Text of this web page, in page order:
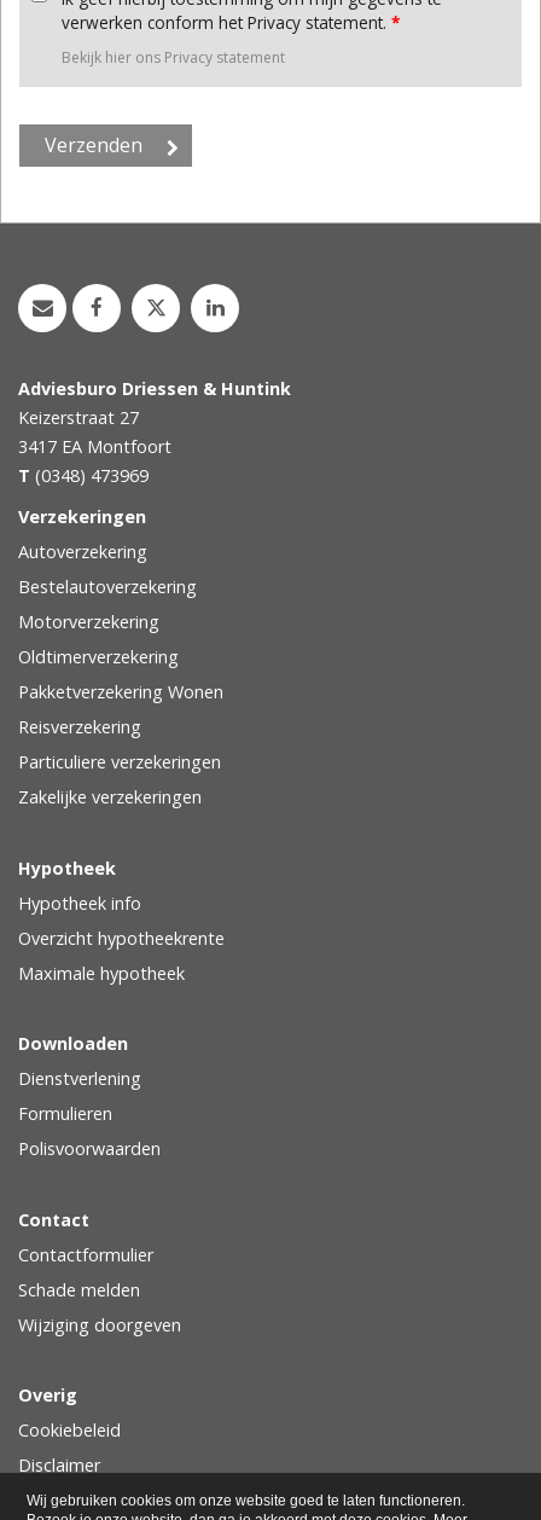
Wij gebruiken cookies om onze website goed te laten functioneren.
verwerken conform het Privacy statement. *
Bekijk hier ons Privacy statement
Adviesburo Driessen & Huntink
Keizerstraat 27
3417 EA Montfoort
T (0348) 473969
Verzekeringen
Autoverzekering
Bestelautoverzekering
Motorverzekering
Oldtimerverzekering
Pakketverzekering Wonen
Reisverzekering
Particuliere verzekeringen
Zakelijke verzekeringen
Hypotheek
Hypotheek info
Overzicht hypotheekrente
Maximale hypotheek
Downloaden
Dienstverlening
Formulieren
Polisvoorwaarden
Contact
Contactformulier
Schade melden
Wijziging doorgeven
Overig
Cookiebeleid
Disclaimer
Privacy